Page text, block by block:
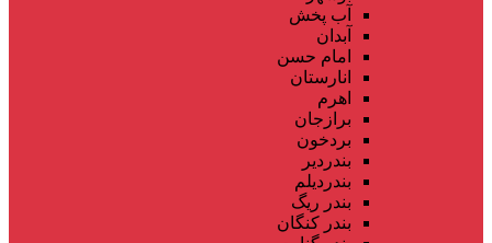
آب پخش
آبدان
امام حسن
انارستان
اهرم
برازجان
بردخون
بندردیر
بندردیلم
بندر ریگ
بندر کنگان